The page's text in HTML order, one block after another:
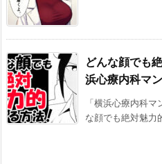
どんな顔でも
浜心療内科マ
「横浜心療内科
な顔でも絶対魅力